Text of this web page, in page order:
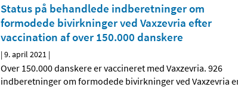
Status på behandlede indberetninger om
formodede bivirkninger ved Vaxzevria efter
vaccination af over 150.000 danskere
|9. april 2021 |
Over 150.000 danskere er vaccineret med Vaxzevria. 926
indberetninger om formodede bivirkninger ved Vaxzevria